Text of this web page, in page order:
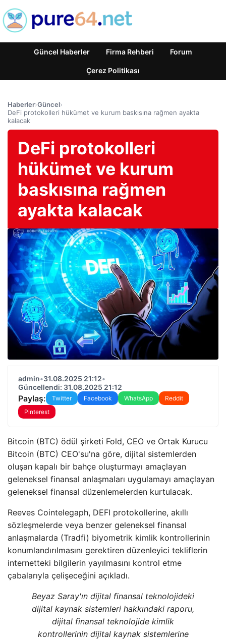
Güncel Haberler Firma Rehberi Forum
Çerez Politikası
Haberler›Güncel›
DeFi protokolleri hükümet ve kurum baskısına rağmen ayakta
kalacak
DeFi protokolleri
hükümet ve kurum
baskısına rağmen
ayakta kalacak
admin•31.08.2025 21:12•
Güncellendi: 31.08.2025 21:12
Paylaş: Twitter Facebook WhatsApp
Reddit
Pinterest
Bitcoin (BTC) ödül şirketi Fold, CEO ve Ortak Kurucu
Bitcoin (BTC) CEO'su'na göre, dijital sistemlerden
oluşan kapalı bir bahçe oluşturmayı amaçlayan
geleneksel finansal anlaşmaları uygulamayı amaçlayan
geleneksel finansal düzenlemelerden kurtulacak.
Reeves Cointelegaph, DEFI protokollerine, akıllı
sözleşmelerde veya benzer geleneksel finansal
anlaşmalarda (Tradfi) biyometrik kimlik kontrollerinin
konumlandırılmasını gerektiren düzenleyici tekliflerin
internetteki bilgilerin yayılmasını kontrol etme
çabalarıyla çelişeceğini açıkladı.
Beyaz Saray'ın dijital finansal teknolojideki
dijital kaynak sistemleri hakkındaki raporu,
dijital finansal teknolojide kimlik
kontrollerinin dijital kaynak sistemlerine